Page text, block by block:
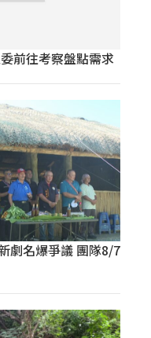
前往考察盤點需求
劇名爆爭議 團隊8/7